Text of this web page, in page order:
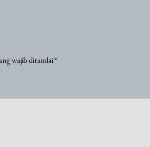
wajib ditandai*